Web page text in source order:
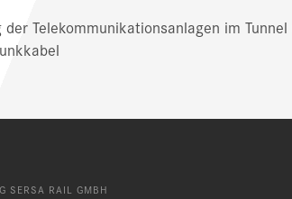
der Telekommunikationsanlagen im
SERSA RAIL GMBH